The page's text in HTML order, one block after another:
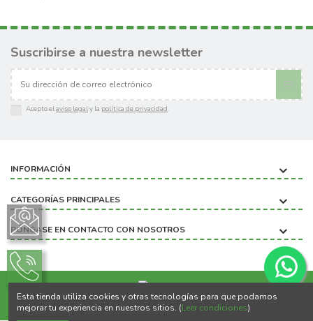
Suscribirse a nuestra newsletter
Acepto elaviso legaly la política de privacidad.
INFORMACIÓN
CATEGORÍAS PRINCIPALES
PÓNGASE EN CONTACTO CON NOSOTROS
Copyright ©2020 BIOBICHO
Esta tienda utiliza cookies y otras tecnologías para que podamos
mejorar tu experiencia en nuestros sitios. (Leer condiciones)